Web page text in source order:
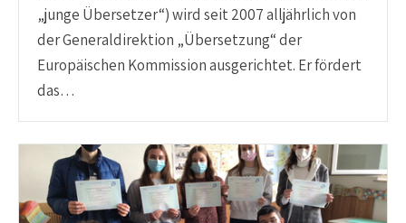
„junge Übersetzer“) wird seit 2007 alljährlich von
der Generaldirektion „Übersetzung“ der
Europäischen Kommission ausgerichtet. Er fördert
das…